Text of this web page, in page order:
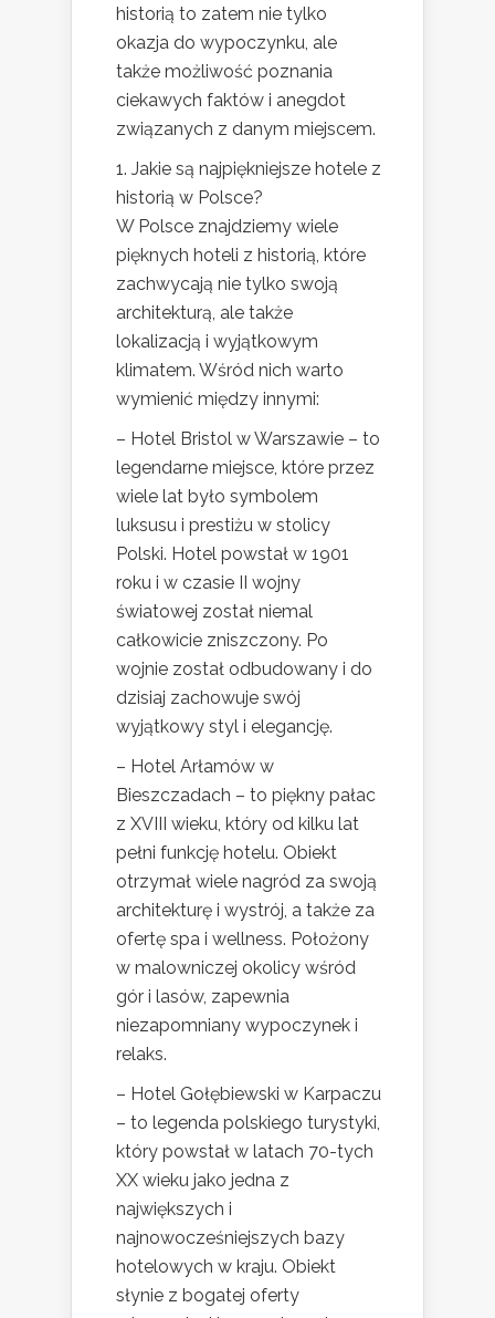
historią to zatem nie tylko
okazja do wypoczynku, ale
także możliwość poznania
ciekawych faktów i anegdot
związanych z danym miejscem.
1. Jakie są najpiękniejsze hotele z
historią w Polsce?
W Polsce znajdziemy wiele
pięknych hoteli z historią, które
zachwycają nie tylko swoją
architekturą, ale także
lokalizacją i wyjątkowym
klimatem. Wśród nich warto
wymienić między innymi:
– Hotel Bristol w Warszawie – to
legendarne miejsce, które przez
wiele lat było symbolem
luksusu i prestiżu w stolicy
Polski. Hotel powstał w 1901
roku i w czasie II wojny
światowej został niemal
całkowicie zniszczony. Po
wojnie został odbudowany i do
dzisiaj zachowuje swój
wyjątkowy styl i elegancję.
– Hotel Arłamów w
Bieszczadach – to piękny pałac
z XVIII wieku, który od kilku lat
pełni funkcję hotelu. Obiekt
otrzymał wiele nagród za swoją
architekturę i wystrój, a także za
ofertę spa i wellness. Położony
w malowniczej okolicy wśród
gór i lasów, zapewnia
niezapomniany wypoczynek i
relaks.
– Hotel Gołębiewski w Karpaczu
– to legenda polskiego turystyki,
który powstał w latach 70-tych
XX wieku jako jedna z
największych i
najnowocześniejszych bazy
hotelowych w kraju. Obiekt
słynie z bogatej oferty